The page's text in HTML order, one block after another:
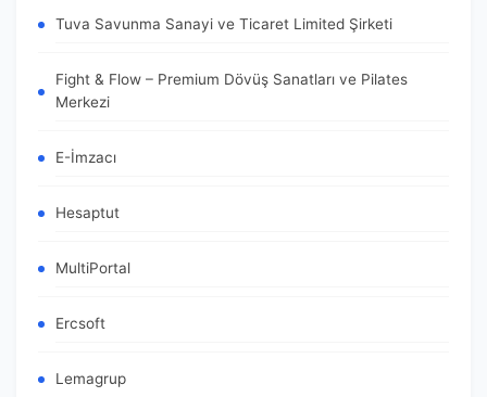
Tuva Savunma Sanayi ve Ticaret Limited Şirketi
Fight & Flow – Premium Dövüş Sanatları ve Pilates
Merkezi
E-İmzacı
Hesaptut
MultiPortal
Ercsoft
Lemagrup